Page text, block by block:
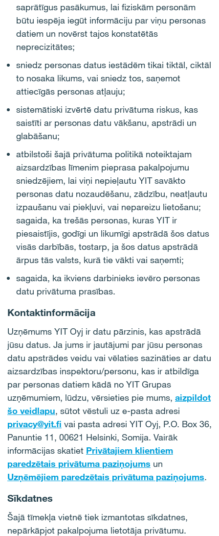
saprātīgus pasākumus, lai fiziskām personām
būtu iespēja iegūt informāciju par viņu personas
datiem un novērst tajos konstatētās
neprecizitātes;
sniedz personas datus iestādēm tikai tiktāl, ciktāl
to nosaka likums, vai sniedz tos, saņemot
attiecīgās personas atļauju;
sistemātiski izvērtē datu privātuma riskus, kas
saistīti ar personas datu vākšanu, apstrādi un
glabāšanu;
atbilstoši šajā privātuma politikā noteiktajam
aizsardzības līmenim pieprasa pakalpojumu
sniedzējiem, lai viņi nepieļautu YIT savākto
personas datu nozaudēšanu, zādzību, neatļautu
izpaušanu vai piekļuvi, vai nepareizu lietošanu;
sagaida, ka trešās personas, kuras YIT ir
piesaistījis, godīgi un likumīgi apstrādā šos datus
visās darbībās, tostarp, ja šos datus apstrādā
ārpus tās valsts, kurā tie vākti vai saņemti;
sagaida, ka ikviens darbinieks ievēro personas
datu privātuma prasības.
Kontaktinformācija
Uzņēmums YIT Oyj ir datu pārzinis, kas apstrādā
jūsu datus. Ja jums ir jautājumi par jūsu personas
datu apstrādes veidu vai vēlaties sazināties ar datu
aizsardzības inspektoru/personu, kas ir atbildīga
par personas datiem kādā no YIT Grupas
uzņēmumiem, lūdzu, vērsieties pie mums, aizpildot
šo veidlapu, sūtot vēstuli uz e-pasta adresi
privacy@yit.fi vai pasta adresi YIT Oyj, P.O. Box 36,
Panuntie 11, 00621 Helsinki, Somija. Vairāk
informācijas skatiet Privātajiem klientiem
paredzētais privātuma paziņojums un
Uzņēmējiem paredzētais privātuma paziņojums.
Sīkdatnes
Šajā tīmekļa vietnē tiek izmantotas sīkdatnes,
nepārkāpjot pakalpojuma lietotāja privātumu.